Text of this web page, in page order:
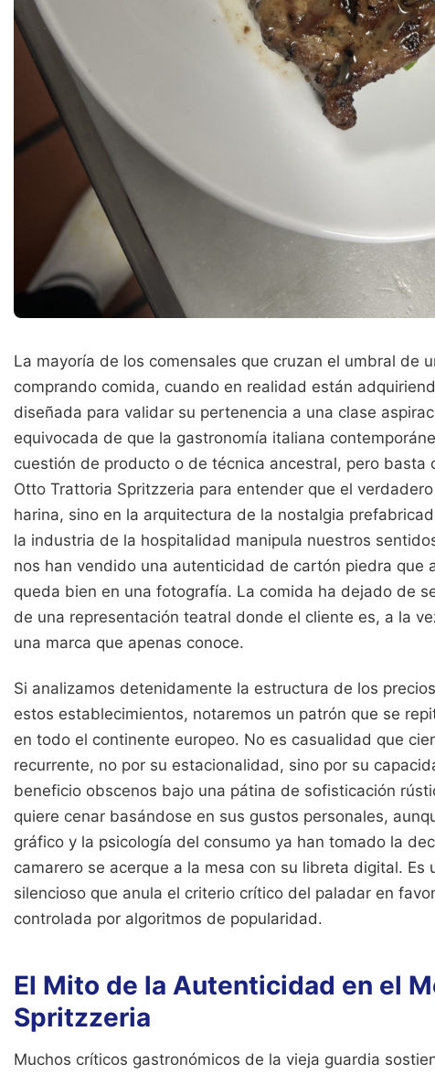
La mayoría de los comensales que cruzan el umbral de
comprando comida, cuando en realidad están
diseñada para validar su pertenencia a una clase
equivocada de que la gastronomía italiana
cuestión de producto o de técnica ancestral, pero basta
Otto Trattoria Spritzzeria para entender que el
harina, sino en la arquitectura de la nostalgia
la industria de la hospitalidad manipula nuestros
nos han vendido una autenticidad de cartón piedra que
queda bien en una fotografía. La comida ha dejado de
de una representación teatral donde el cliente es, a la
una marca que apenas conoce.
Si analizamos detenidamente la estructura de los
estos establecimientos, notaremos un patrón que se
en todo el continente europeo. No es casualidad que
recurrente, no por su estacionalidad, sino por su
beneficio obscenos bajo una pátina de sofisticación
quiere cenar basándose en sus gustos personales,
gráfico y la psicología del consumo ya han tomado la
camarero se acerque a la mesa con su libreta digital. Es
silencioso que anula el criterio crítico del paladar en
controlada por algoritmos de popularidad.
El Mito de la Autenticidad en el
Spritzzeria
Muchos críticos gastronómicos de la vieja guardia